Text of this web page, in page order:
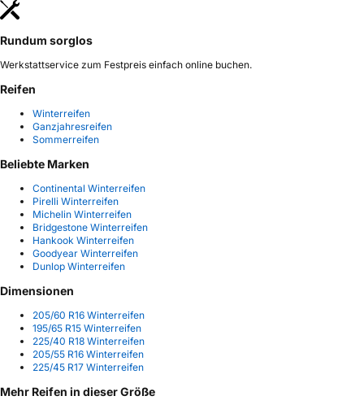
Rundum sorglos
Werkstattservice zum Festpreis einfach online buchen.
Reifen
Winterreifen
Ganzjahresreifen
Sommerreifen
Beliebte Marken
Continental Winterreifen
Pirelli Winterreifen
Michelin Winterreifen
Bridgestone Winterreifen
Hankook Winterreifen
Goodyear Winterreifen
Dunlop Winterreifen
Dimensionen
205/60 R16 Winterreifen
195/65 R15 Winterreifen
225/40 R18 Winterreifen
205/55 R16 Winterreifen
225/45 R17 Winterreifen
Mehr Reifen in dieser Größe